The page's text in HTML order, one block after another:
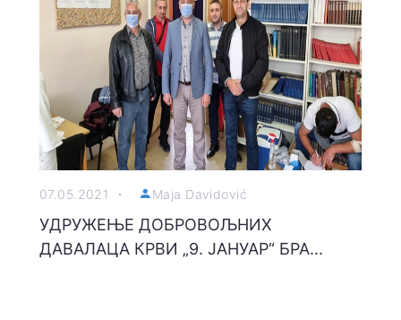
07.05.2021 Maja Davidović
УДРУЖЕЊЕ ДОБРОВОЉНИХ
ДАВАЛАЦА КРВИ „9. ЈАНУАР“ БРА...